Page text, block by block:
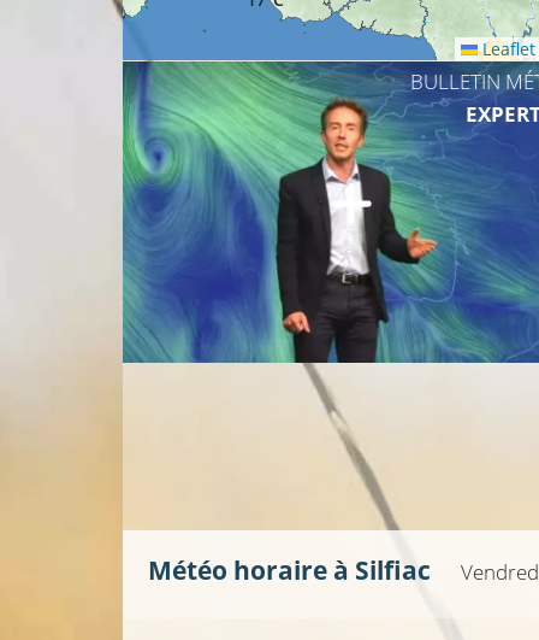
16°C
Leaflet
BULLETIN
Météo horaire à Silfiac